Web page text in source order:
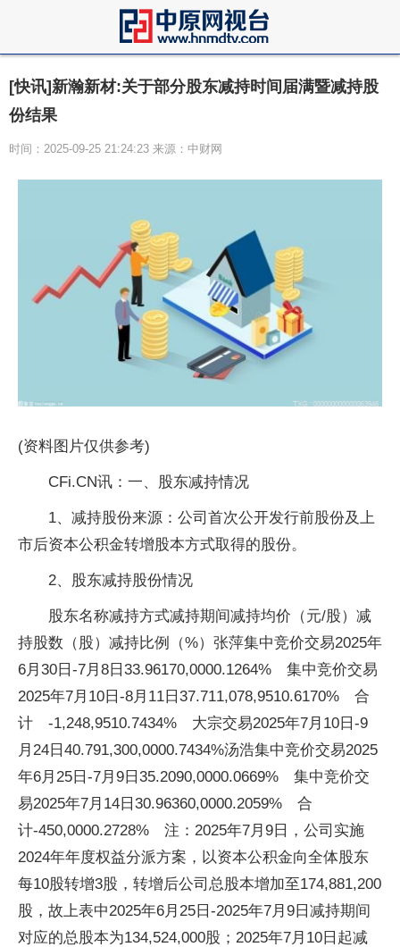
[快讯]新瀚新材:关于部分股东减持时间届满暨减持股
份结果
时间：2025-09-25 21:24:23 来源：中财网
(资料图片仅供参考)
CFi.CN讯：一、股东减持情况
1、减持股份来源：公司首次公开发行前股份及上
市后资本公积金转增股本方式取得的股份。
2、股东减持股份情况
股东名称减持方式减持期间减持均价（元/股）减
持股数（股）减持比例（%）张萍集中竞价交易2025年
6月30日-7月8日33.96170,0000.1264% 集中竞价交易
2025年7月10日-8月11日37.711,078,9510.6170% 合
计 -1,248,9510.7434% 大宗交易2025年7月10日-9
月24日40.791,300,0000.7434%汤浩集中竞价交易2025
年6月25日-7月9日35.2090,0000.0669% 集中竞价交
易2025年7月14日30.96360,0000.2059% 合
计-450,0000.2728% 注：2025年7月9日，公司实施
2024年年度权益分派方案，以资本公积金向全体股东
每10股转增3股，转增后公司总股本增加至174,881,200
股，故上表中2025年6月25日-2025年7月9日减持期间
对应的总股本为134,524,000股；2025年7月10日起减